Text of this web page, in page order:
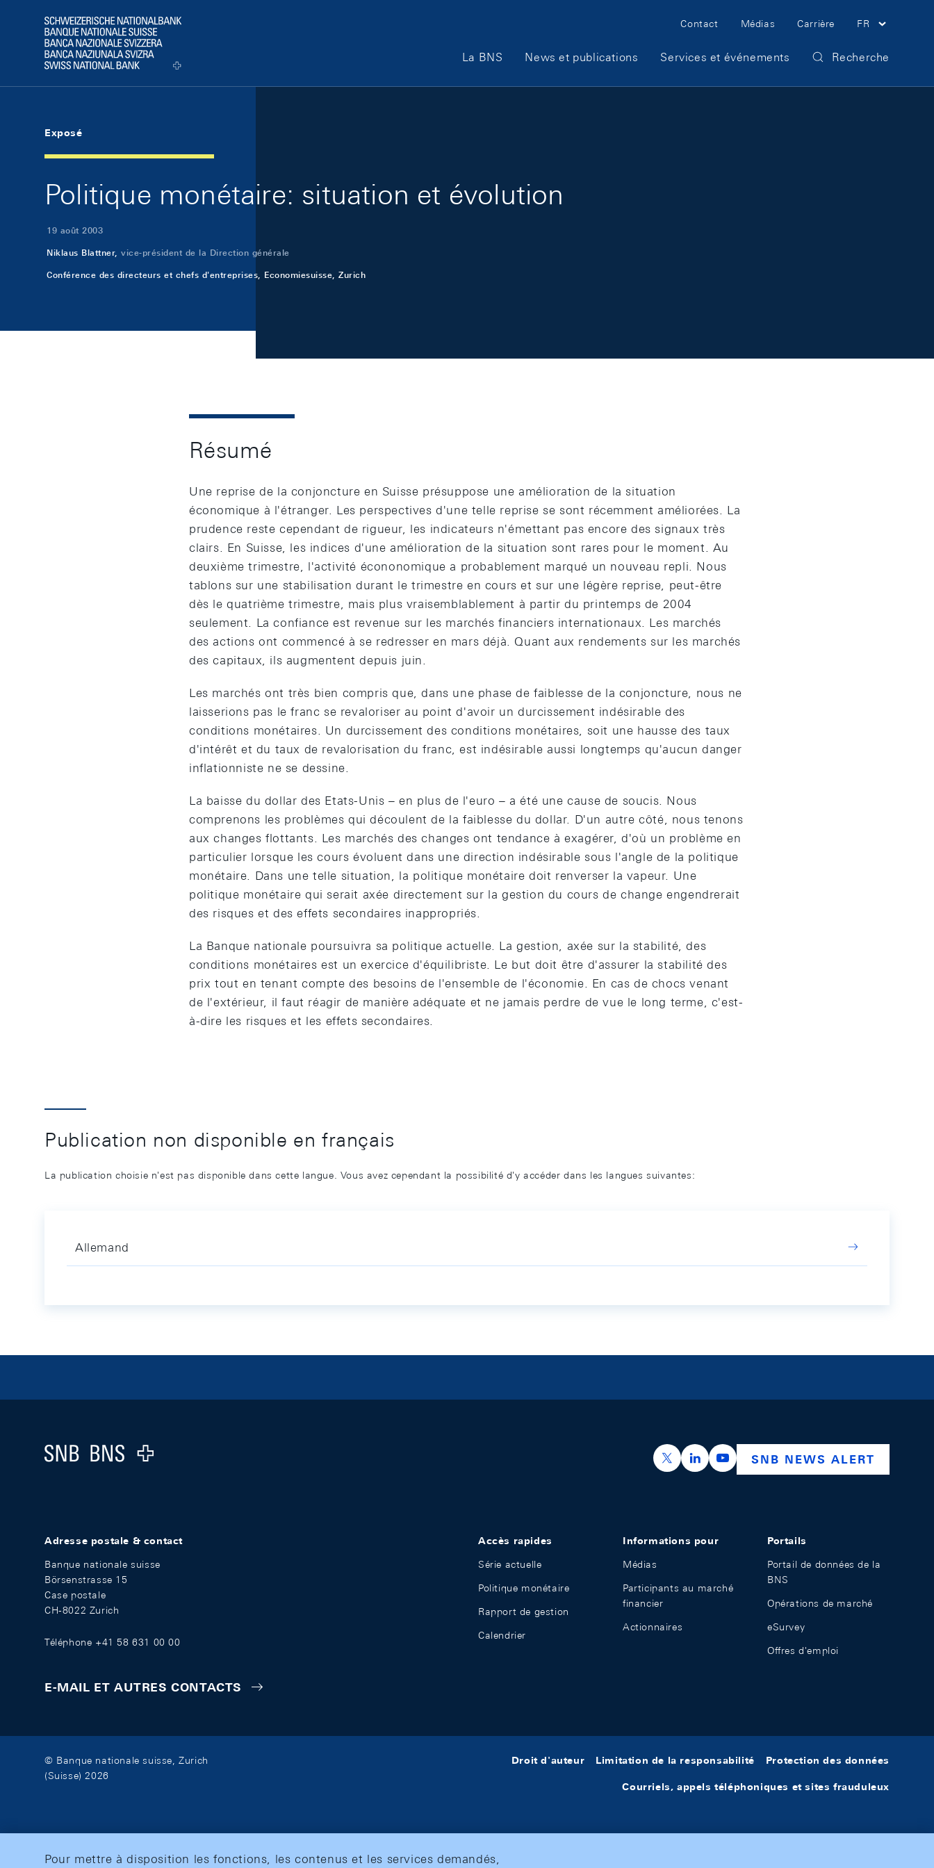
Logo
Meta Navigation
Contact Médias Carrière FR
Main Navigation
La BNS News et publications Services et événements Recherche
Exposé
Politique monétaire: situation et évolution
19 août 2003
Niklaus Blattner, vice-président de la Direction générale
Conférence des directeurs et chefs d'entreprises, Economiesuisse, Zurich
Résumé
Une reprise de la conjoncture en Suisse présuppose une amélioration de la situation
économique à l'étranger. Les perspectives d'une telle reprise se sont récemment améliorées. La
prudence reste cependant de rigueur, les indicateurs n'émettant pas encore des signaux très
clairs. En Suisse, les indices d'une amélioration de la situation sont rares pour le moment. Au
deuxième trimestre, l'activité écononomique a probablement marqué un nouveau repli. Nous
tablons sur une stabilisation durant le trimestre en cours et sur une légère reprise, peut-être
dès le quatrième trimestre, mais plus vraisemblablement à partir du printemps de 2004
seulement. La confiance est revenue sur les marchés financiers internationaux. Les marchés
des actions ont commencé à se redresser en mars déjà. Quant aux rendements sur les marchés
des capitaux, ils augmentent depuis juin.
Les marchés ont très bien compris que, dans une phase de faiblesse de la conjoncture, nous ne
laisserions pas le franc se revaloriser au point d'avoir un durcissement indésirable des
conditions monétaires. Un durcissement des conditions monétaires, soit une hausse des taux
d'intérêt et du taux de revalorisation du franc, est indésirable aussi longtemps qu'aucun danger
inflationniste ne se dessine.
La baisse du dollar des Etats-Unis – en plus de l'euro – a été une cause de soucis. Nous
comprenons les problèmes qui découlent de la faiblesse du dollar. D'un autre côté, nous tenons
aux changes flottants. Les marchés des changes ont tendance à exagérer, d'où un problème en
particulier lorsque les cours évoluent dans une direction indésirable sous l'angle de la politique
monétaire. Dans une telle situation, la politique monétaire doit renverser la vapeur. Une
politique monétaire qui serait axée directement sur la gestion du cours de change engendrerait
des risques et des effets secondaires inappropriés.
La Banque nationale poursuivra sa politique actuelle. La gestion, axée sur la stabilité, des
conditions monétaires est un exercice d'équilibriste. Le but doit être d'assurer la stabilité des
prix tout en tenant compte des besoins de l'ensemble de l'économie. En cas de chocs venant
de l'extérieur, il faut réagir de manière adéquate et ne jamais perdre de vue le long terme, c'est-
à-dire les risques et les effets secondaires.
Publication non disponible en français
La publication choisie n'est pas disponible dans cette langue. Vous avez cependant la possibilité d'y accéder dans les langues suivantes:
Allemand
Logo
https://x.com/snb_bns
https://ch.linkedin.com/company/swiss-
https://www.youtube.com/
SNB NEWS ALERT
Adresse postale & contact
Banque nationale suisse
Börsenstrasse 15
Case postale
CH-8022 Zurich
Téléphone +41 58 631 00 00
E-MAIL ET AUTRES CONTACTS
Accès rapides
Série actuelle
Politique monétaire
Rapport de gestion
Calendrier
Informations pour
Médias
Participants au marché
financier
Actionnaires
Portails
Portail de données de la
BNS
Opérations de marché
eSurvey
Offres d'emploi
© Banque nationale suisse, Zurich
(Suisse) 2026
Droit d'auteur Limitation de la responsabilité Protection des données
Courriels, appels téléphoniques et sites frauduleux
Pour mettre à disposition les fonctions, les contenus et les services demandés,